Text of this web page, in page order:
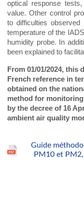
optical response
value. Other control
to difficulties
temperature of the
humidity probe. In
been explained to
From 01/01/2024, this
French reference in
obtained on the
method for monitoring
by the decree of 16
ambient air quality
Guide
PM10 et